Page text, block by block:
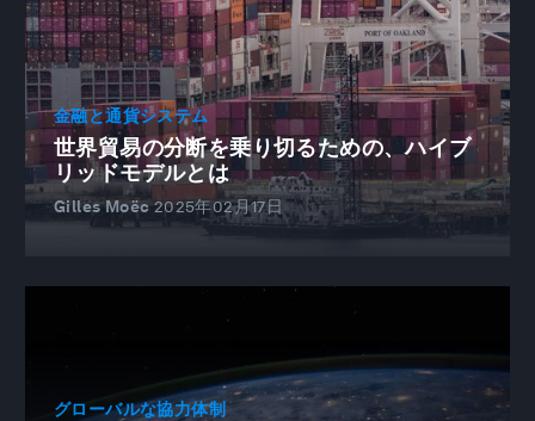
金融と通貨システム
世界貿易の分断を乗り切るための、ハイブ
リッドモデルとは
Gilles Moëc 2025年02月17日
グローバルな協力体制